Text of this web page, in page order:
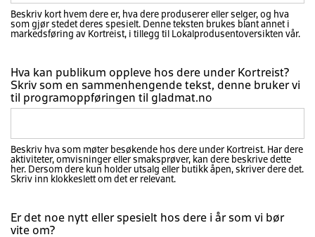
Beskriv kort hvem dere er, hva dere produserer eller selger, og hva
som gjør stedet deres spesielt. Denne teksten brukes blant annet i
markedsføring av Kortreist, i tillegg til Lokalprodusentoversikten vår.
Hva kan publikum oppleve hos dere under Kortreist?
Skriv som en sammenhengende tekst, denne bruker vi
til programoppføringen til gladmat.no
Beskriv hva som møter besøkende hos dere under Kortreist. Har dere
aktiviteter, omvisninger eller smaksprøver, kan dere beskrive dette
her. Dersom dere kun holder utsalg eller butikk åpen, skriver dere det.
Skriv inn klokkeslett om det er relevant.
Er det noe nytt eller spesielt hos dere i år som vi bør
vite om?